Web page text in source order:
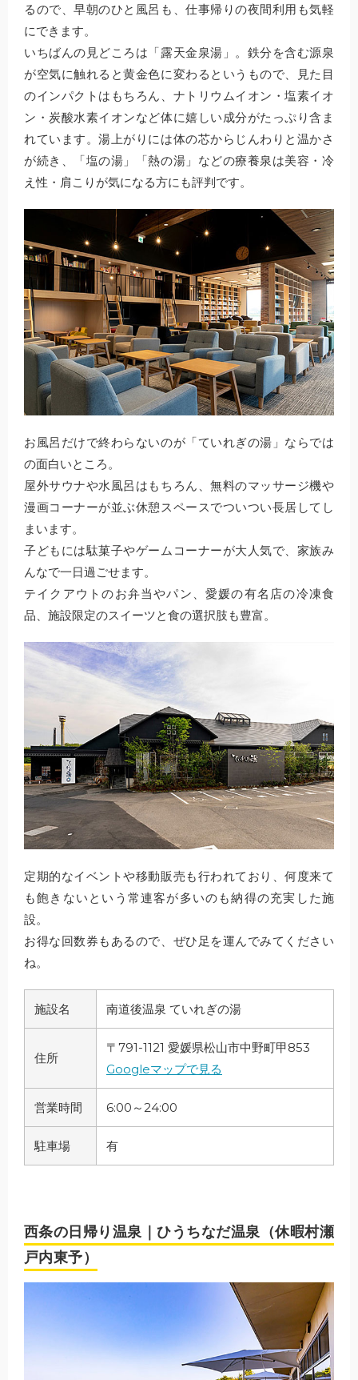
るので、早朝のひと風呂も、仕事帰りの夜間利用も気軽
にできます。
いちばんの見どころは「露天金泉湯」。鉄分を含む源泉
が空気に触れると黄金色に変わるというもので、見た目
のインパクトはもちろん、ナトリウムイオン・塩素イオ
ン・炭酸水素イオンなど体に嬉しい成分がたっぷり含ま
れています。湯上がりには体の芯からじんわりと温かさ
が続き、「塩の湯」「熱の湯」などの療養泉は美容・冷
え性・肩こりが気になる方にも評判です。
お風呂だけで終わらないのが「ていれぎの湯」ならでは
の面白いところ。
屋外サウナや水風呂はもちろん、無料のマッサージ機や
漫画コーナーが並ぶ休憩スペースでついつい長居してし
まいます。
子どもには駄菓子やゲームコーナーが大人気で、家族み
んなで一日過ごせます。
テイクアウトのお弁当やパン、愛媛の有名店の冷凍食
品、施設限定のスイーツと食の選択肢も豊富。
定期的なイベントや移動販売も行われており、何度来て
も飽きないという常連客が多いのも納得の充実した施
設。
お得な回数券もあるので、ぜひ足を運んでみてください
ね。
施設名 南道後温泉 ていれぎの湯
住所
〒791-1121 愛媛県松山市中野町甲853
Googleマップで見る
営業時間 6:00～24:00
駐車場 有
西条の日帰り温泉｜ひうちなだ温泉（休暇村瀬
戸内東予）